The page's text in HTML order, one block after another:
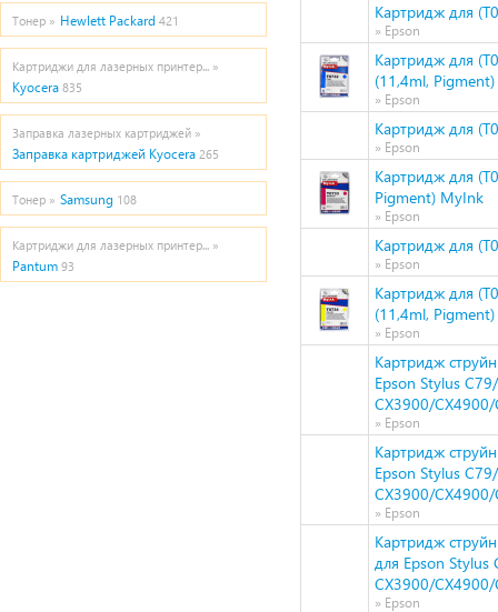
Тонер » Hewlett Packard 421
Картриджи для лазерных принтер... »
Kyocera 835
Заправка лазерных картриджей »
Заправка картриджей Kyocera 265
Тонер » Samsung 108
Картриджи для лазерных принтер... »
Pantum 93
Картридж для
» Epson
Картридж для
(11,4ml,
» Epson
Картридж для
» Epson
Картридж для
Pigment) MyInk
» Epson
Картридж для
» Epson
Картридж для
(11,4ml,
» Epson
Картридж
Epson Stylus
СХ3900/CX4900/
» Epson
Картридж
Epson Stylus
СХ3900/CX4900/
» Epson
Картридж
для Epson
СХ3900/CX4900/
» Epson